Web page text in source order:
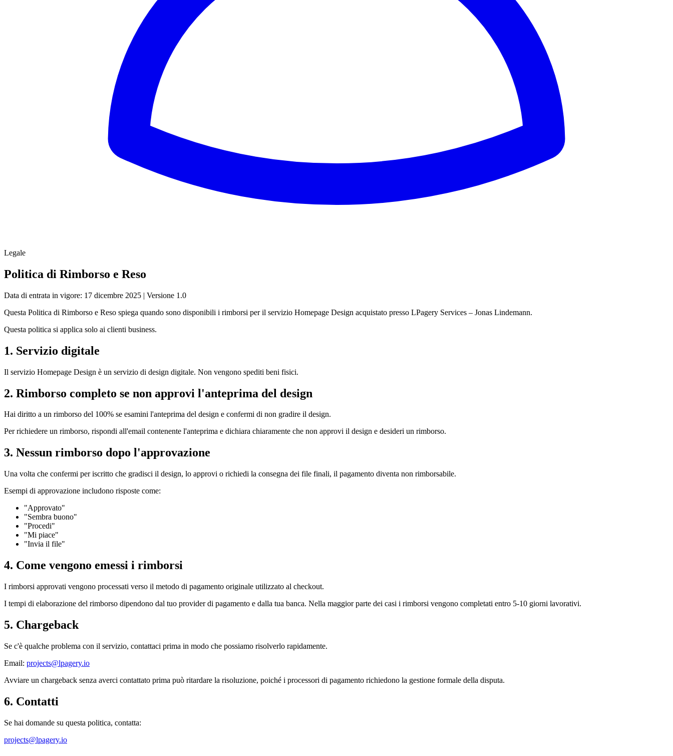
Legale
Politica di Rimborso e Reso
Data di entrata in vigore: 17 dicembre 2025 | Versione 1.0
Questa Politica di Rimborso e Reso spiega quando sono disponibili i rimborsi per il servizio Homepage Design acquistato presso LPagery Services – Jonas Lindemann.
Questa politica si applica solo ai clienti business.
1. Servizio digitale
Il servizio Homepage Design è un servizio di design digitale. Non vengono spediti beni fisici.
2. Rimborso completo se non approvi l'anteprima del design
Hai diritto a un rimborso del 100% se esamini l'anteprima del design e confermi di non gradire il design.
Per richiedere un rimborso, rispondi all'email contenente l'anteprima e dichiara chiaramente che non approvi il design e desideri un rimborso.
3. Nessun rimborso dopo l'approvazione
Una volta che confermi per iscritto che gradisci il design, lo approvi o richiedi la consegna dei file finali, il pagamento diventa non rimborsabile.
Esempi di approvazione includono risposte come:
"Approvato"
"Sembra buono"
"Procedi"
"Mi piace"
"Invia il file"
4. Come vengono emessi i rimborsi
I rimborsi approvati vengono processati verso il metodo di pagamento originale utilizzato al checkout.
I tempi di elaborazione del rimborso dipendono dal tuo provider di pagamento e dalla tua banca. Nella maggior parte dei casi i rimborsi vengono completati entro 5-10 giorni lavorativi.
5. Chargeback
Se c'è qualche problema con il servizio, contattaci prima in modo che possiamo risolverlo rapidamente.
Email: projects@lpagery.io
Avviare un chargeback senza averci contattato prima può ritardare la risoluzione, poiché i processori di pagamento richiedono la gestione formale della disputa.
6. Contatti
Se hai domande su questa politica, contatta:
projects@lpagery.io